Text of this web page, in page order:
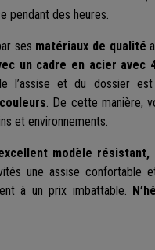
pendant des heures.
ses matériaux de qualité
un cadre en acier avec
l’assise et du dossier est
. De cette manière,
et environnements.
modèle
une assise confortable
à un prix imbattable.